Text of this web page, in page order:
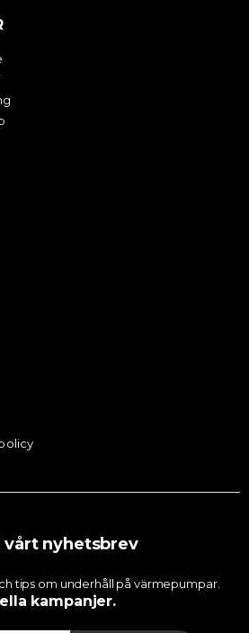
vårt nyhetsbrev
tips om underhåll på värmepumpar.
kampanjer.